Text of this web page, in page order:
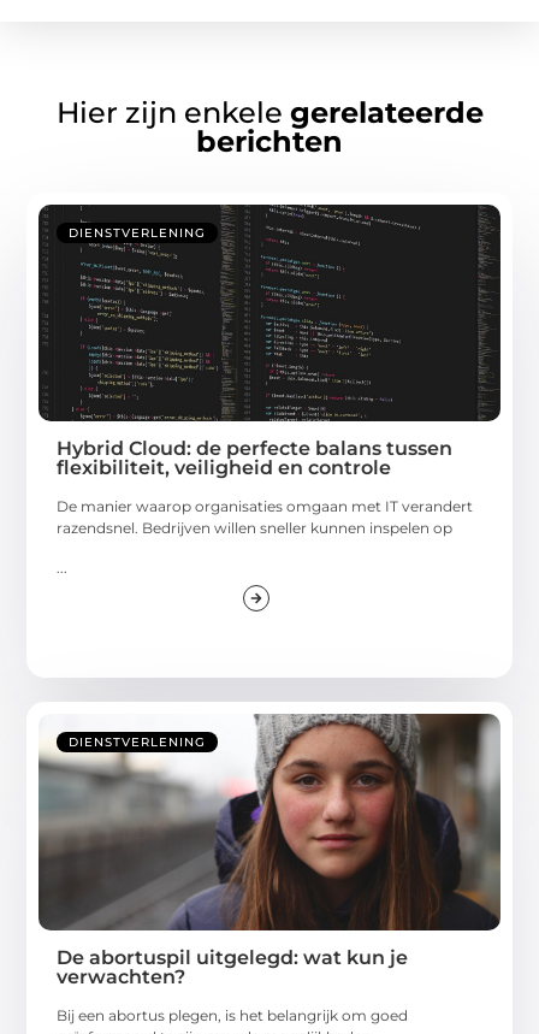
Hier zijn enkele gerelateerde
berichten
DIENSTVERLENING
Hybrid Cloud: de perfecte balans tussen
flexibiliteit, veiligheid en controle
De manier waarop organisaties omgaan met IT verandert
razendsnel. Bedrijven willen sneller kunnen inspelen op
DIENSTVERLENING
De abortuspil uitgelegd: wat kun je
verwachten?
Bij een abortus plegen, is het belangrijk om goed